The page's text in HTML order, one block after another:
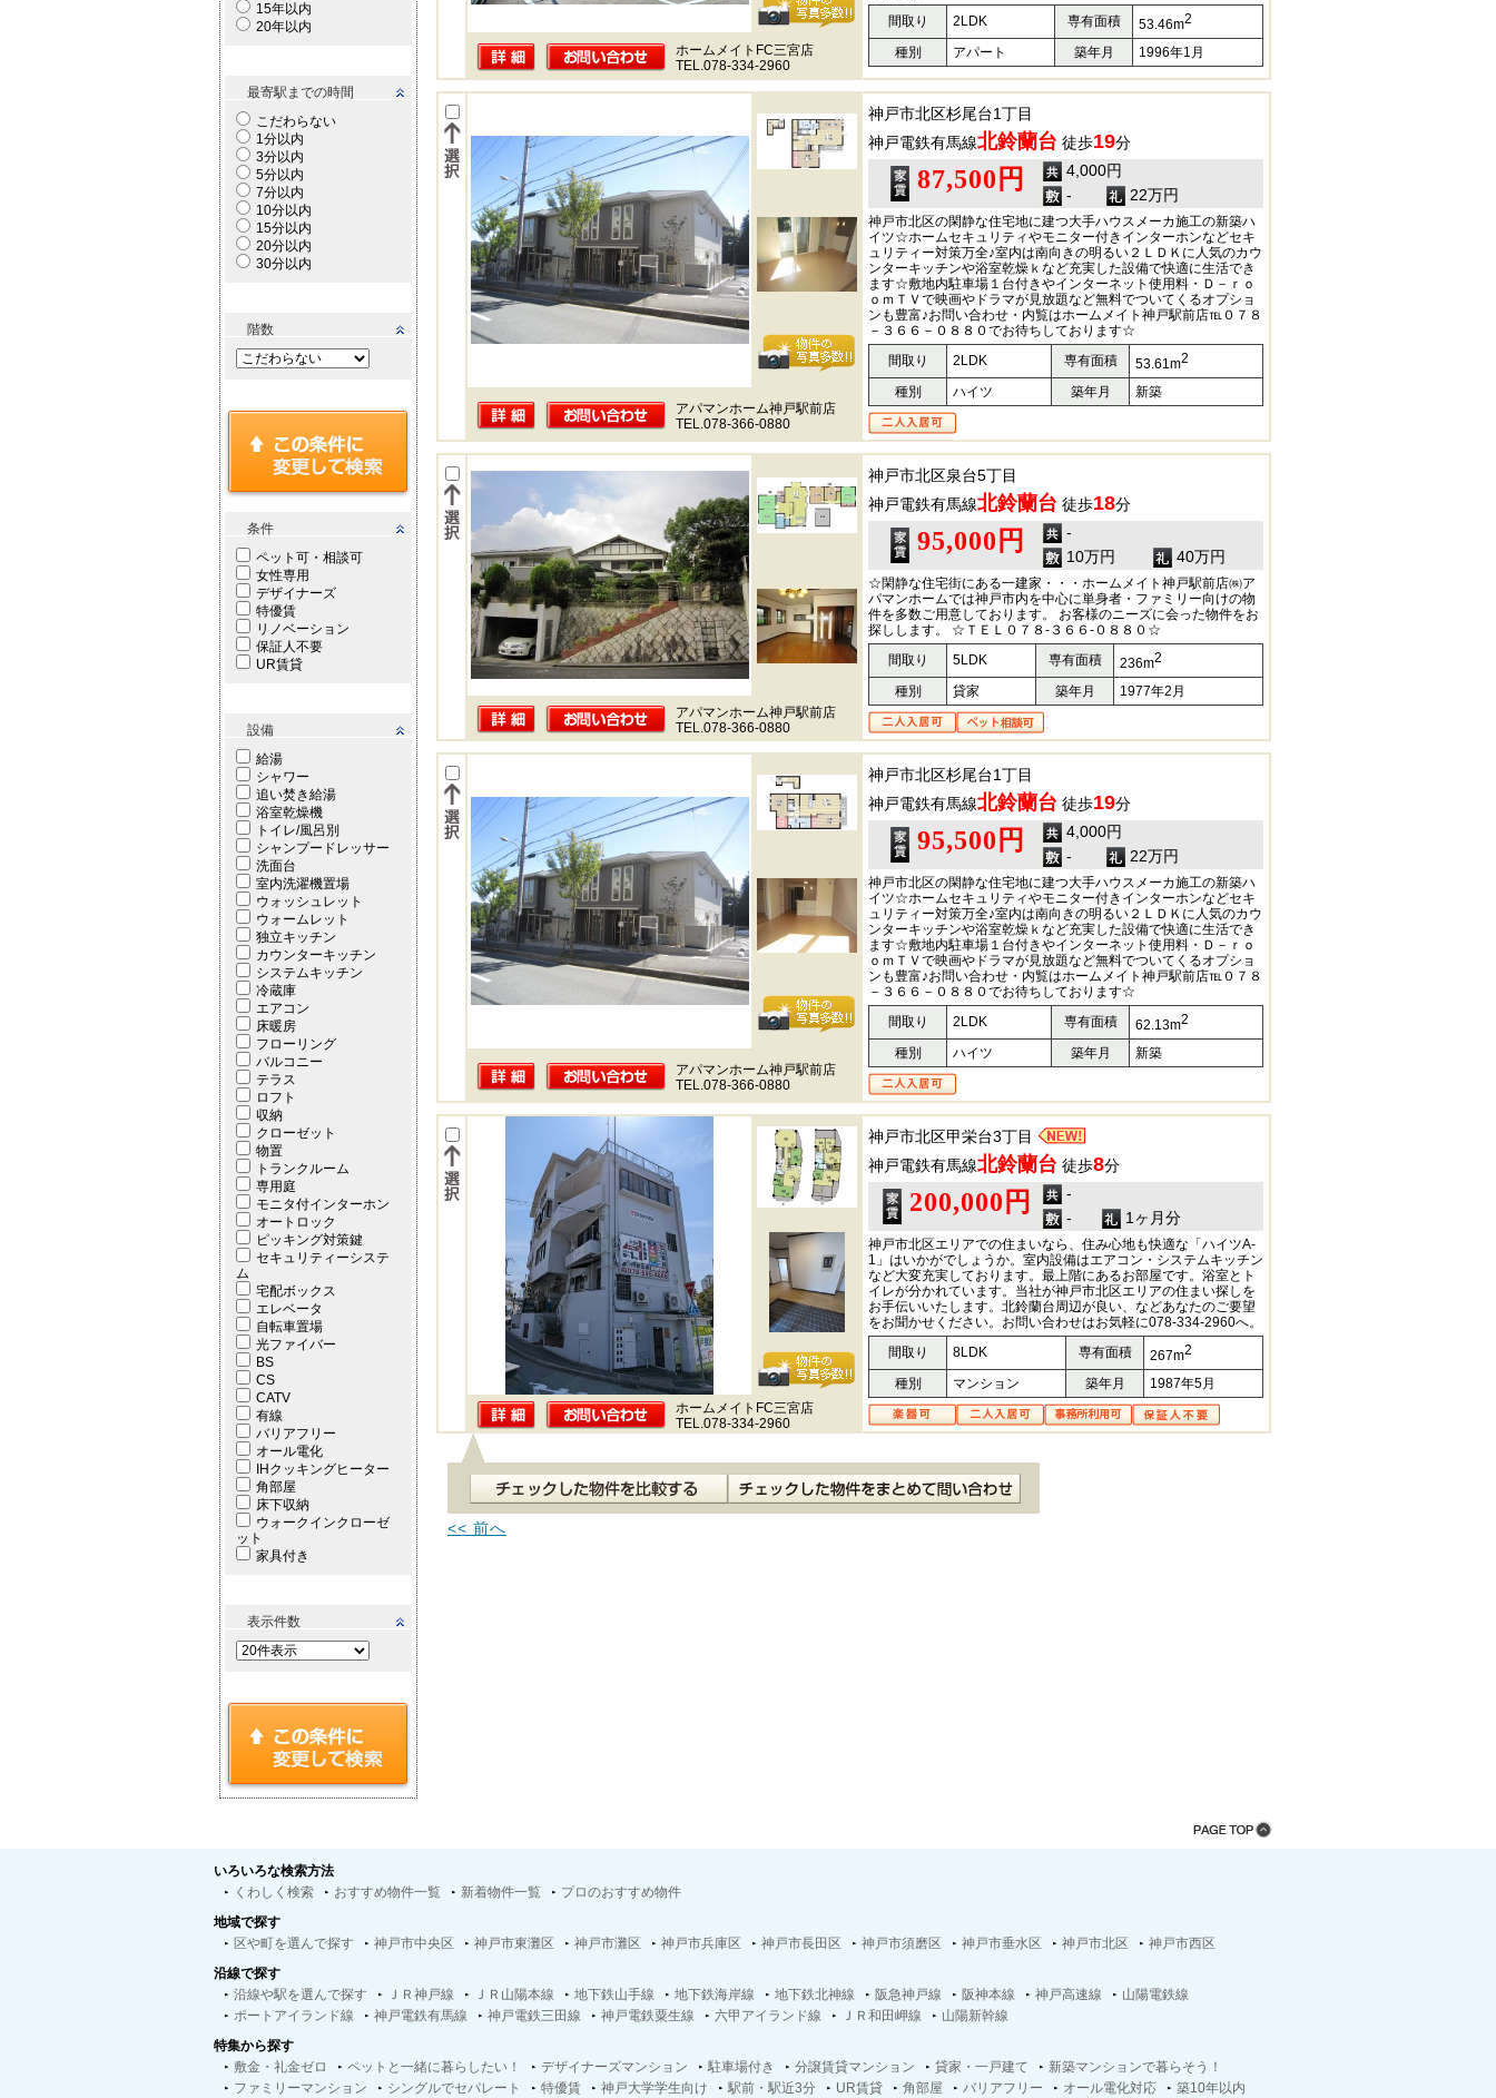
15年以内
20年以内
最寄駅までの時間
こだわらない
1分以内
3分以内
5分以内
7分以内
10分以内
15分以内
20分以内
30分以内
階数
条件
ペット可・相談可
女性専用
デザイナーズ
特優賃
リノベーション
保証人不要
UR賃貸
設備
給湯
シャワー
追い焚き給湯
浴室乾燥機
トイレ/風呂別
シャンプードレッサー
洗面台
室内洗濯機置場
ウォッシュレット
ウォームレット
独立キッチン
カウンターキッチン
システムキッチン
冷蔵庫
エアコン
床暖房
フローリング
バルコニー
テラス
ロフト
収納
クローゼット
物置
トランクルーム
専用庭
モニタ付インターホン
オートロック
ピッキング対策鍵
セキュリティーシステ
ム
宅配ボックス
エレベータ
自転車置場
光ファイバー
BS
CS
CATV
有線
バリアフリー
オール電化
IHクッキングヒーター
角部屋
床下収納
ウォークインクローゼ
ット
家具付き
表示件数
間取り
2LDK 専有面積 53.46m2
種別 アパート 築年月 1996年1月
ホームメイトFC三宮店
TEL.078-334-2960
神戸市北区杉尾台1丁目
神戸電鉄有馬線北鈴蘭台 徒歩19分
87,500円
4,000円
-
22万円
神戸市北区の閑静な住宅地に建つ大手ハウスメーカ施工の新築ハ
イツ☆ホームセキュリティやモニター付きインターホンなどセキ
ュリティー対策万全♪室内は南向きの明るい２ＬＤＫに人気のカウ
ンターキッチンや浴室乾燥ｋなど充実した設備で快適に生活でき
ます☆敷地内駐車場１台付きやインターネット使用料・Ｄ－ｒｏ
ｏｍＴＶで映画やドラマが見放題など無料でついてくるオプショ
ンも豊富♪お問い合わせ・内覧はホームメイト神戸駅前店℡０７８
－３６６－０８８０でお待ちしております☆
間取り
2LDK 専有面積 53.61m2
種別 ハイツ 築年月
新築
アパマンホーム神戸駅前店
TEL.078-366-0880
神戸市北区泉台5丁目
神戸電鉄有馬線北鈴蘭台 徒歩18分
95,000円
-
10万円
40万円
☆閑静な住宅街にある一建家・・・ホームメイト神戸駅前店㈱ア
パマンホームでは神戸市内を中心に単身者・ファミリー向けの物
件を多数ご用意しております。 お客様のニーズに会った物件をお
探しします。 ☆ＴＥＬ０７８-３６６-０８８０☆
間取り
5LDK 専有面積 236m2
種別 貸家 築年月
1977年2月
アパマンホーム神戸駅前店
TEL.078-366-0880
神戸市北区杉尾台1丁目
神戸電鉄有馬線北鈴蘭台 徒歩19分
95,500円
4,000円
-
22万円
神戸市北区の閑静な住宅地に建つ大手ハウスメーカ施工の新築ハ
イツ☆ホームセキュリティやモニター付きインターホンなどセキ
ュリティー対策万全♪室内は南向きの明るい２ＬＤＫに人気のカウ
ンターキッチンや浴室乾燥ｋなど充実した設備で快適に生活でき
ます☆敷地内駐車場１台付きやインターネット使用料・Ｄ－ｒｏ
ｏｍＴＶで映画やドラマが見放題など無料でついてくるオプショ
ンも豊富♪お問い合わせ・内覧はホームメイト神戸駅前店℡０７８
－３６６－０８８０でお待ちしております☆
間取り
2LDK 専有面積 62.13m2
種別 ハイツ 築年月
新築
アパマンホーム神戸駅前店
TEL.078-366-0880
神戸市北区甲栄台3丁目
神戸電鉄有馬線北鈴蘭台 徒歩8分
200,000円
-
-
1ヶ月分
神戸市北区エリアでの住まいなら、住み心地も快適な「ハイツA-
1」はいかがでしょうか。室内設備はエアコン・システムキッチン
など大変充実しております。最上階にあるお部屋です。浴室とト
イレが分かれています。当社が神戸市北区エリアの住まい探しを
お手伝いいたします。北鈴蘭台周辺が良い、などあなたのご要望
をお聞かせください。お問い合わせはお気軽に078-334-2960へ。
間取り
8LDK 専有面積 267m2
種別 マンション 築年月
1987年5月
ホームメイトFC三宮店
TEL.078-334-2960
<< 前へ
いろいろな検索方法
くわしく検索
おすすめ物件一覧 新着物件一覧
プロのおすすめ物件
地域で探す
区や町を選んで探す
神戸市中央区 神戸市東灘区 神戸市灘区 神戸市兵庫区 神戸市長田区 神戸市須磨区 神戸市垂水区 神戸市北区
神戸市西区
沿線で探す
沿線や駅を選んで探す
ＪＲ神戸線 ＪＲ山陽本線 地下鉄山手線 地下鉄海岸線 地下鉄北神線 阪急神戸線 阪神本線 神戸高速線
山陽電鉄線
ポートアイランド線
神戸電鉄有馬線 神戸電鉄三田線 神戸電鉄粟生線 六甲アイランド線 ＪＲ和田岬線
山陽新幹線
特集から探す
敷金・礼金ゼロ
ペットと一緒に暮らしたい！ デザイナーズマンション 駐車場付き 分譲賃貸マンション 貸家・一戸建て
新築マンションで暮らそう！
ファミリーマンション
シングルでセパレート 特優賃 神戸大学学生向け 駅前・駅近3分 UR賃貸 角部屋 バリアフリー オール電化対応 築10年以内